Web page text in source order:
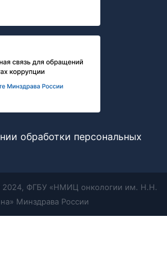
обработки персональных
ФГБУ «НМИЦ онкологии им. Н.Н.
Минздрава России